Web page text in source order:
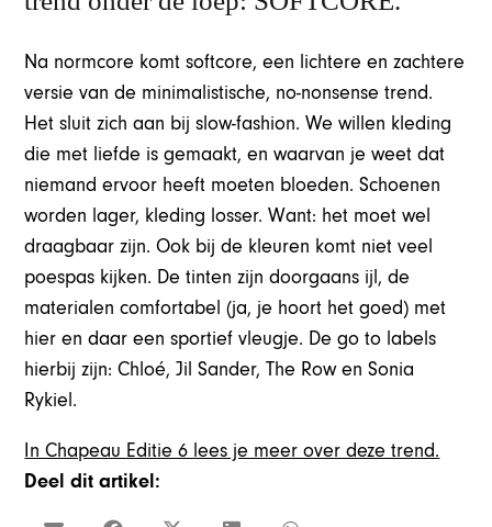
Na normcore komt softcore, een lichtere en zachtere
versie van de minimalistische, no-nonsense trend.
Het sluit zich aan bij slow-fashion. We willen kleding
die met liefde is gemaakt, en waarvan je weet dat
niemand ervoor heeft moeten bloeden. Schoenen
worden lager, kleding losser. Want: het moet wel
draagbaar zijn. Ook bij de kleuren komt niet veel
poespas kijken. De tinten zijn doorgaans ijl, de
materialen comfortabel (ja, je hoort het goed) met
hier en daar een sportief vleugje. De go to labels
hierbij zijn: Chloé, Jil Sander, The Row en Sonia
Rykiel.
In Chapeau Editie 6 lees je meer over deze trend.
Deel dit artikel: